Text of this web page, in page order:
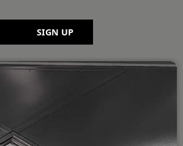
SIGN UP